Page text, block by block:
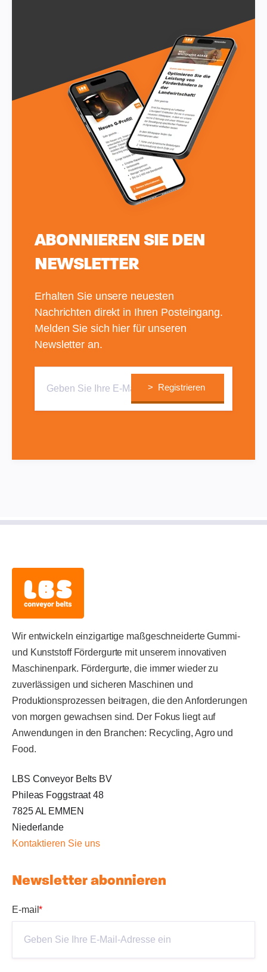
ABONNIEREN SIE DEN
NEWSLETTER
Erhalten Sie unsere neuesten
Nachrichten direkt in Ihren Posteingang.
Melden Sie sich hier für unseren
Newsletter an.
Wir entwickeln einzigartige maßgeschneiderte Gummi-
und Kunststoff Fördergurte mit unserem innovativen
Maschinenpark. Fördergurte, die immer wieder zu
zuverlässigen und sicheren Maschinen und
Produktionsprozessen beitragen, die den Anforderungen
von morgen gewachsen sind. Der Fokus liegt auf
Anwendungen in den Branchen: Recycling, Agro und
Food.
LBS Conveyor Belts BV
Phileas Foggstraat 48
7825 AL EMMEN
Niederlande
Kontaktieren Sie uns
Newsletter abonnieren
E-mail*